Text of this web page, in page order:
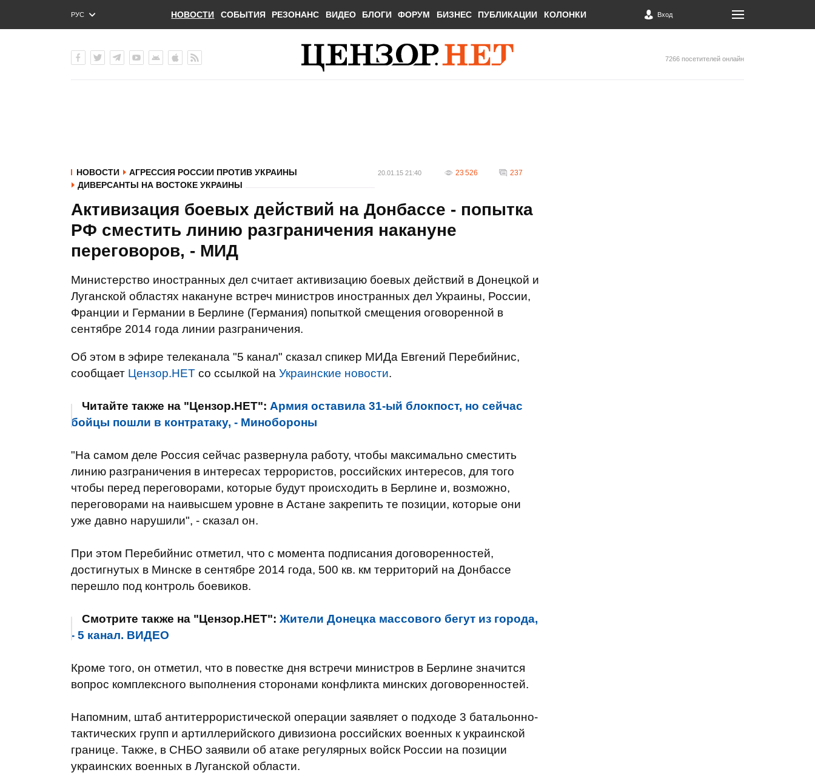
РУС
ENG
НОВОСТИ СОБЫТИЯ РЕЗОНАНС ВИДЕО БЛОГИ ФОРУМ БИЗНЕС ПУБЛИКАЦИИ КОЛОНКИ Вход
7266 посетителей онлайн
НОВОСТИ
АГРЕССИЯ РОССИИ ПРОТИВ УКРАИНЫ
ДИВЕРСАНТЫ НА ВОСТОКЕ УКРАИНЫ
20.01.15 21:40 23 526 237
Активизация боевых действий на Донбассе - попытка
РФ сместить линию разграничения накануне
переговоров, - МИД
Министерство иностранных дел считает активизацию боевых действий в Донецкой и
Луганской областях накануне встреч министров иностранных дел Украины, России,
Франции и Германии в Берлине (Германия) попыткой смещения оговоренной в
сентябре 2014 года линии разграничения.
Об этом в эфире телеканала "5 канал" сказал спикер МИДа Евгений Перебийнис,
сообщает Цензор.НЕТ со ссылкой на Украинские новости.
Читайте также на "Цензор.НЕТ": Армия оставила 31-ый блокпост, но сейчас
бойцы пошли в контратаку, - Минобороны
"На самом деле Россия сейчас развернула работу, чтобы максимально сместить
линию разграничения в интересах террористов, российских интересов, для того
чтобы перед переговорами, которые будут происходить в Берлине и, возможно,
переговорами на наивысшем уровне в Астане закрепить те позиции, которые они
уже давно нарушили", - сказал он.
При этом Перебийнис отметил, что с момента подписания договоренностей,
достигнутых в Минске в сентябре 2014 года, 500 кв. км территорий на Донбассе
перешло под контроль боевиков.
Смотрите также на "Цензор.НЕТ": Жители Донецка массового бегут из города,
- 5 канал. ВИДЕО
Кроме того, он отметил, что в повестке дня встречи министров в Берлине значится
вопрос комплексного выполнения сторонами конфликта минских договоренностей.
Напомним, штаб антитеррористической операции заявляет о подходе 3 батальонно-
тактических групп и артиллерийского дивизиона российских военных к украинской
границе. Также, в СНБО заявили об атаке регулярных войск России на позиции
украинских военных в Луганской области.